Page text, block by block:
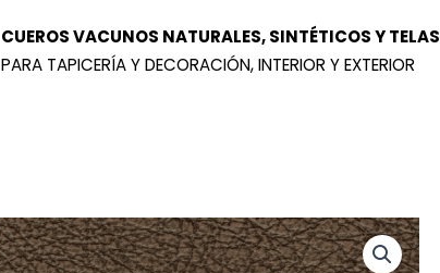
CUEROS VACUNOS NATURALES, SINTÉTICOS Y TELAS
PARA TAPICERÍA Y DECORACIÓN, INTERIOR Y EXTERIOR